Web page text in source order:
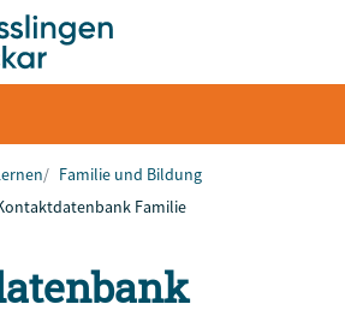
Familie und Bildung
Familie